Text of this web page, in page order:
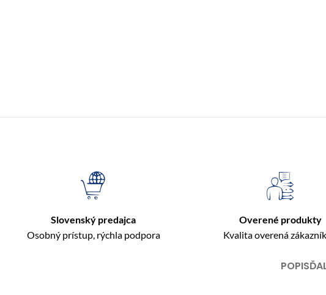
Slovenský predajca
Osobný prístup, rýchla podpora
Overené produkty
Kvalita overená
POPIS